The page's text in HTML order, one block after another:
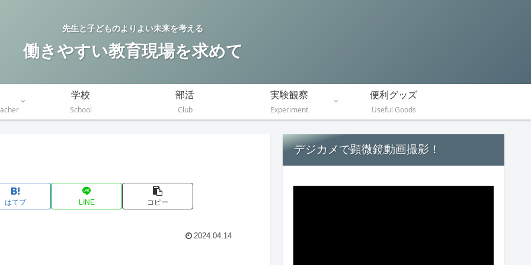
先生と子どものよりよい未来を考える
働きやすい教育現場を求めて
学校
School
部活
Club
実験観察
Experiment
便利グッズ
Useful Goods
はてブ LINE コピー
2024.04.14
デジカメで顕微鏡動画撮影！